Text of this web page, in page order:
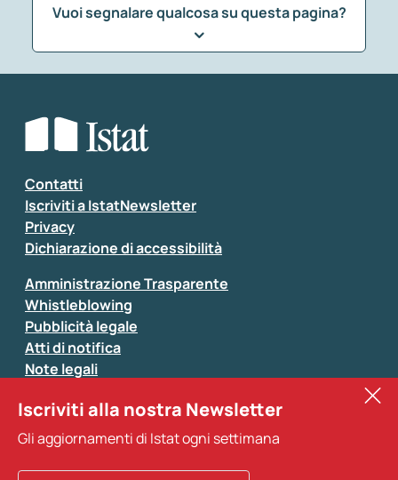
Vuoi segnalare qualcosa su questa pagina?
Seleziona la tipologia della segnalazione
Inserisci il tuo commento
Si prega di non fornire dati di natura personale (ad
esempio dati di contatto). Per ogni altra comunicazione
Contatti
Iscriviti a IstatNewsletter
Privacy
Dichiarazione di accessibilità
Amministrazione Trasparente
Whistleblowing
Pubblicità legale
Atti di notifica
Note legali
Sistan
Altri servizi
Iscriviti alla nostra Newsletter
Gli aggiornamenti di Istat ogni settimana